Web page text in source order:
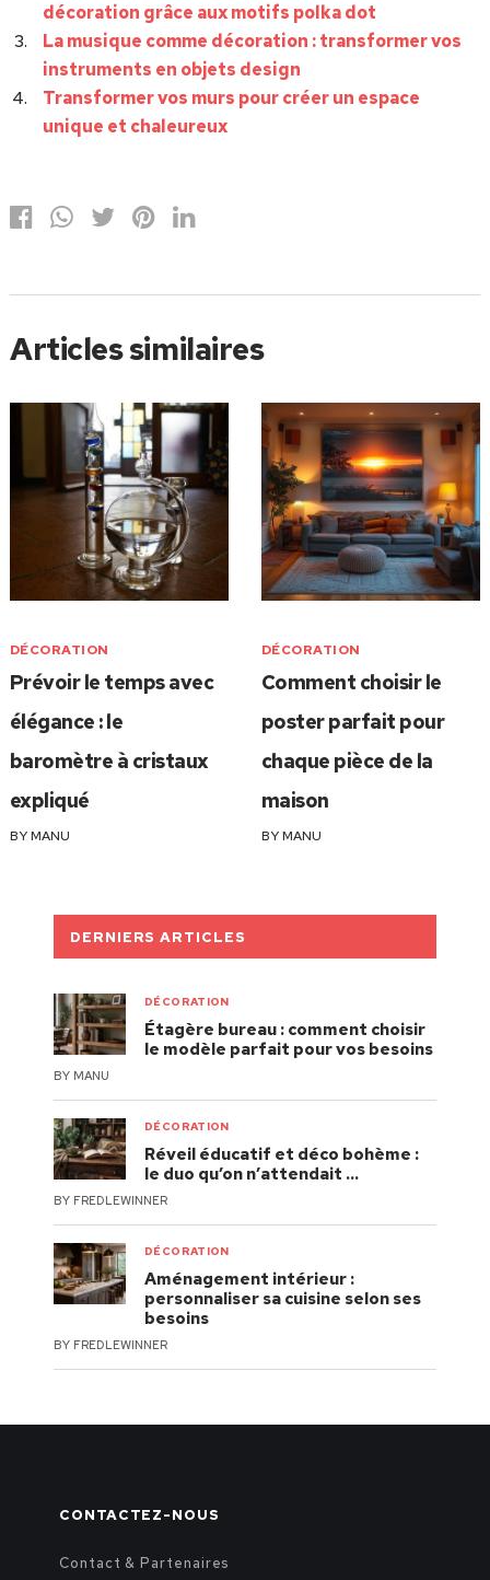
décoration grâce aux motifs polka dot
La musique comme décoration : transformer vos
instruments en objets design
Transformer vos murs pour créer un espace
unique et chaleureux
Articles similaires
DÉCORATION
Prévoir le temps avec
élégance : le
baromètre à cristaux
expliqué
BYMANU
DÉCORATION
Comment choisir le
poster parfait pour
chaque pièce de la
maison
BYMANU
DERNIERS ARTICLES
DÉCORATION
Étagère bureau : comment choisir
le modèle parfait pour vos besoins
BY MANU
DÉCORATION
Réveil éducatif et déco bohème :
le duo qu’on n’attendait …
BY FREDLEWINNER
DÉCORATION
Aménagement intérieur :
personnaliser sa cuisine selon ses
besoins
BY FREDLEWINNER
CONTACTEZ-NOUS
Contact & Partenaires